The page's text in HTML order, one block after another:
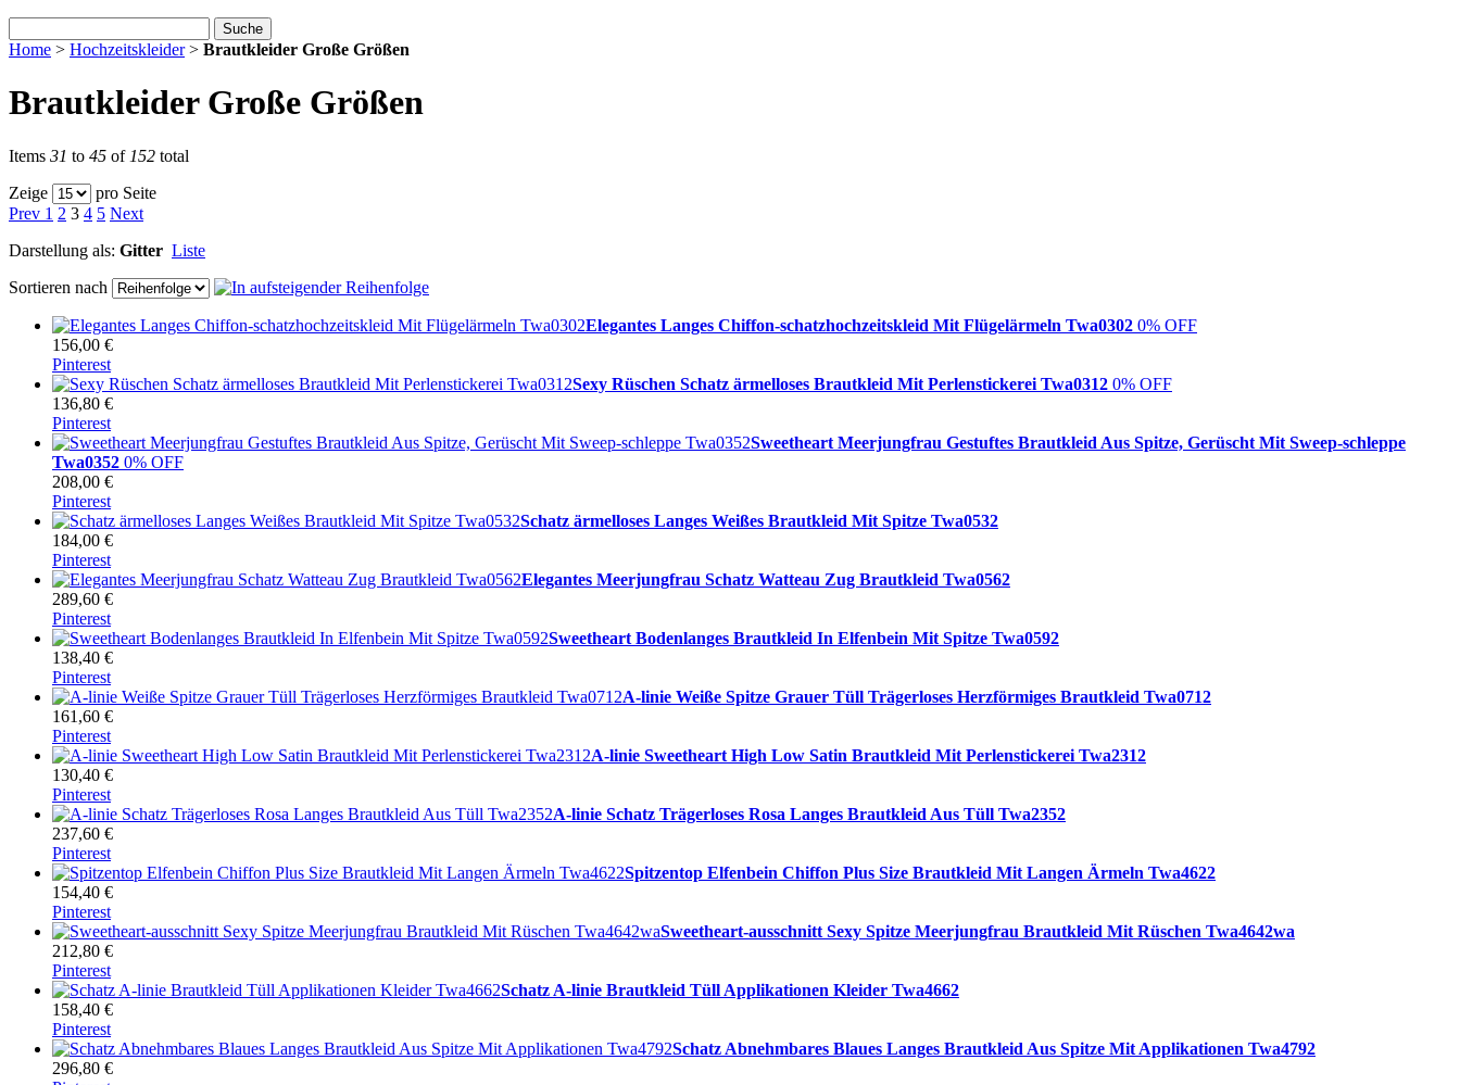
Suche
Home > Hochzeitskleider> Brautkleider Große Größen
Brautkleider Große Größen
Items 31 to 45 of 152 total
Zeige
pro Seite
Prev 1 2 3 4 5 Next
Darstellung als: Gitter Liste
Sortieren nach
Elegantes Langes Chiffon-schatzhochzeitskleid Mit Flügelärmeln Twa0302 0% OFF
156,00 €
Pinterest
Sexy Rüschen Schatz ärmelloses Brautkleid Mit Perlenstickerei Twa0312 0% OFF
136,80 €
Pinterest
Sweetheart Meerjungfrau Gestuftes Brautkleid Aus Spitze, Gerüscht Mit Sweep-schleppe
Twa0352 0% OFF
208,00 €
Pinterest
Schatz ärmelloses Langes Weißes Brautkleid Mit Spitze Twa0532
184,00 €
Pinterest
Elegantes Meerjungfrau Schatz Watteau Zug Brautkleid Twa0562
289,60 €
Pinterest
Sweetheart Bodenlanges Brautkleid In Elfenbein Mit Spitze Twa0592
138,40 €
Pinterest
A-linie Weiße Spitze Grauer Tüll Trägerloses Herzförmiges Brautkleid Twa0712
161,60 €
Pinterest
A-linie Sweetheart High Low Satin Brautkleid Mit Perlenstickerei Twa2312
130,40 €
Pinterest
A-linie Schatz Trägerloses Rosa Langes Brautkleid Aus Tüll Twa2352
237,60 €
Pinterest
Spitzentop Elfenbein Chiffon Plus Size Brautkleid Mit Langen Ärmeln Twa4622
154,40 €
Pinterest
Sweetheart-ausschnitt Sexy Spitze Meerjungfrau Brautkleid Mit Rüschen Twa4642wa
212,80 €
Pinterest
Schatz A-linie Brautkleid Tüll Applikationen Kleider Twa4662
158,40 €
Pinterest
Schatz Abnehmbares Blaues Langes Brautkleid Aus Spitze Mit Applikationen Twa4792
296,80 €